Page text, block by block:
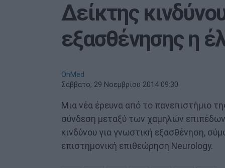
Δείκτης
εξασθένησης η
OnMed
Σάββατο, 29 Νοεμβρίου 2014 09:30
Μια νέα έρευνα από το πανεπιστήμιο
σύνδεση μεταξύ των χαμηλών επιπέδων
κινδύνου για γνωστική εξασθένηση,
επιστημονική επιθεώρηση Neurology.